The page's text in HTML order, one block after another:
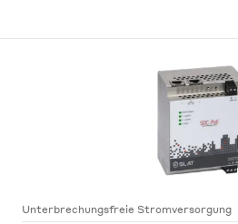
Unterbrechungsfreie Stromversorgung